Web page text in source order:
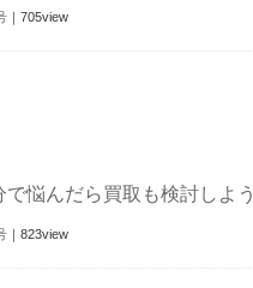
｜ 705view
悩んだら買取も検討しよう
｜ 823view